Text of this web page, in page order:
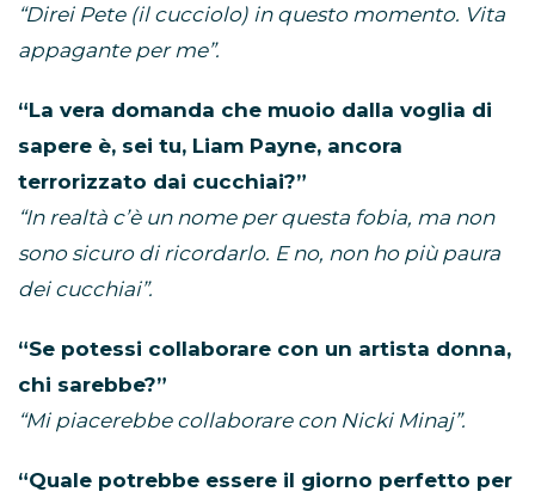
“Direi Pete (il cucciolo) in questo momento. Vita
appagante per me”.
“La vera domanda che muoio dalla voglia di
sapere è, sei tu, Liam Payne, ancora
terrorizzato dai cucchiai?”
“In realtà c’è un nome per questa fobia, ma non
sono sicuro di ricordarlo. E no, non ho più paura
dei cucchiai”.
“Se potessi collaborare con un artista donna,
chi sarebbe?”
“Mi piacerebbe collaborare con Nicki Minaj”.
“Quale potrebbe essere il giorno perfetto per